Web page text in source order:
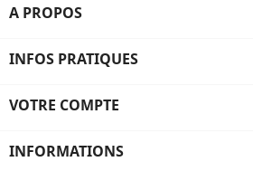
A PROPOS
INFOS PRATIQUES
VOTRE COMPTE
INFORMATIONS